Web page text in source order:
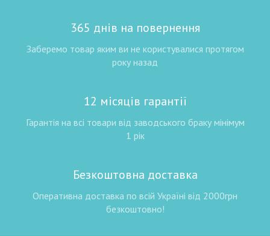
365 днів на повернення
Заберемо товар яким ви не користувалися протягом
року назад
12 місяців гарантії
Гарантія на всі товари від заводського браку мінімум
1 рік
Безкоштовна доставка
Оперативна доставка по всій Україні від 2000грн
безкоштовно!